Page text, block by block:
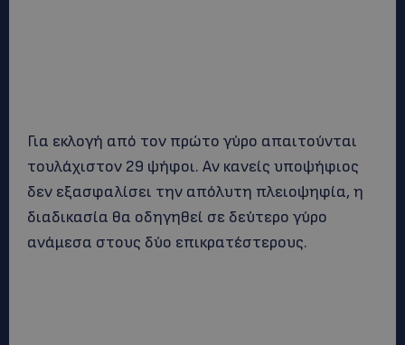
Για εκλογή από τον πρώτο γύρο απαιτούνται
τουλάχιστον 29 ψήφοι. Αν κανείς υποψήφιος
δεν εξασφαλίσει την απόλυτη πλειοψηφία, η
διαδικασία θα οδηγηθεί σε δεύτερο γύρο
ανάμεσα στους δύο επικρατέστερους.